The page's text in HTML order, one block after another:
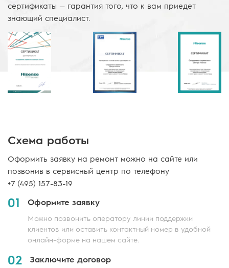
сертификаты — гарантия того, что к вам приедет
знающий специалист.
Схема работы
Оформить заявку на ремонт можно на сайте или
позвонив в сервисный центр по телефону
+7 (495) 157-83-19
01 Оформите заявку
Можно позвонить оператору линии поддержки
клиентов или оставить контактный номер в удобной
онлайн-форме на нашем сайте.
02 Заключите договор